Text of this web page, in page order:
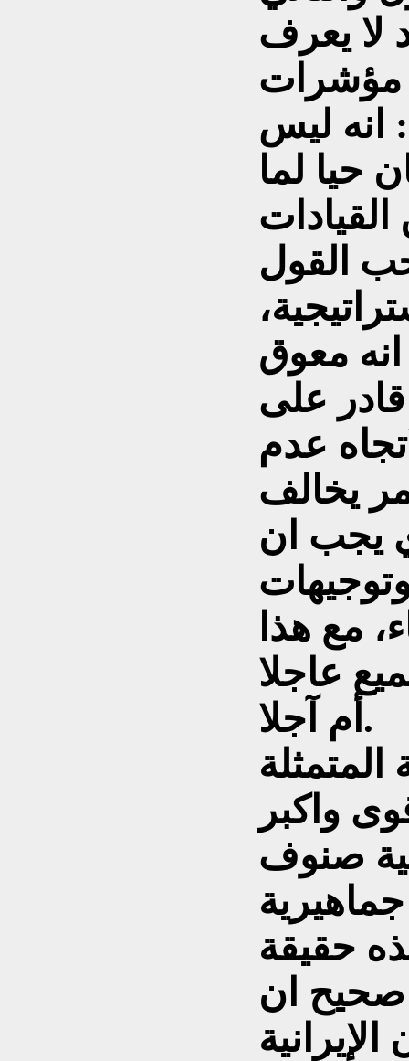
لا يعرف
مؤشرات
انه ليس
حيا لما
القول
انه معوق
على
عدم
يخالف
يجب ان
مع هذا
عاجلا
أم آجلا.
المتمثلة
واكبر
صنوف
حقيقة
صحيح ان